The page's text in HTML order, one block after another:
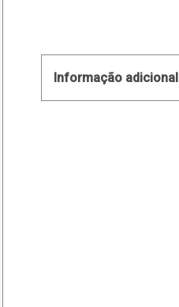
Informação adicional